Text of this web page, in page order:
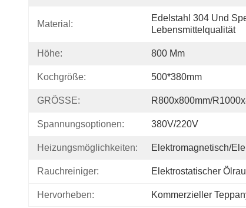
Material:
Edelstahl 304 Und
Lebensmittelqualität
Höhe: 800 Mm
Kochgröße: 500*380mm
GRÖSSE: R800x800mm/
Spannungsoptionen: 380V/220V
Heizungsmöglichkeiten: Elektromagnetisch/
Rauchreiniger: Elektrostatischer
Hervorheben: Kommerzieller